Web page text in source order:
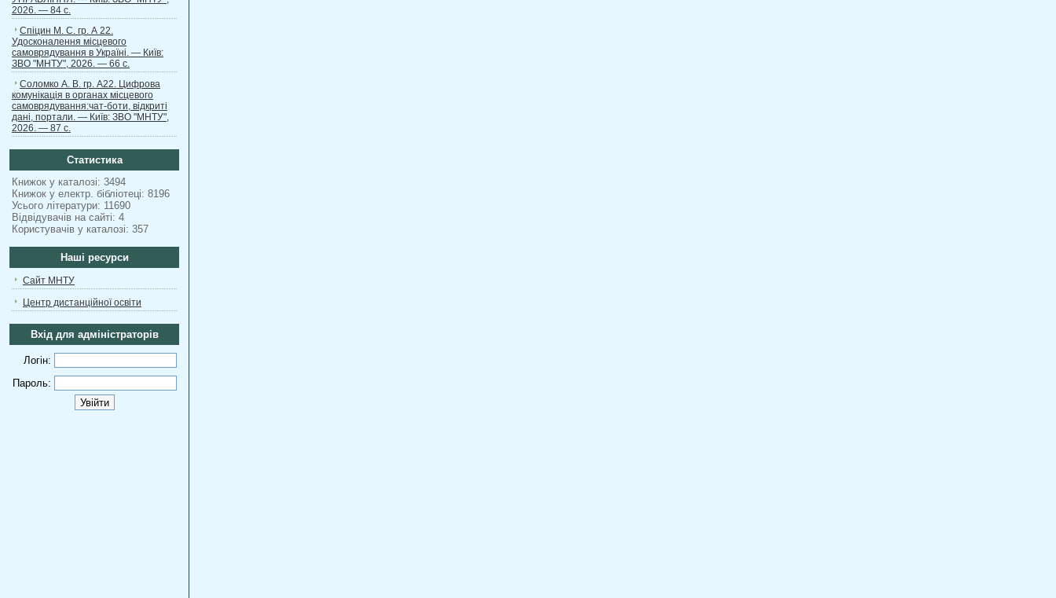
2026. — 84 с.
Спіцин М. С. гр. А 22.
Удосконалення місцевого
самоврядування в Україні. — Київ:
ЗВО "МНТУ", 2026. — 66 с.
Соломко А. В. гр. А22. Цифрова
комунікація в органах місцевого
самоврядування:чат-боти, відкриті
дані, портали. — Київ: ЗВО "МНТУ",
2026. — 87 с.
Статистика
Книжок у каталозі: 3494
Книжок у електр. бібліотеці: 8196
Усього літератури: 11690
Відвідувачів на сайті: 4
Користувачів у каталозі: 357
Наші ресурси
Сайт МНТУ
Центр дистанційної освіти
Вхід для адміністраторів
Логін:
Пароль: